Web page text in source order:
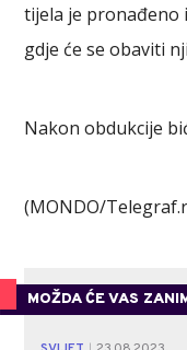
tijela je pronađeno
gdje će se obaviti
Nakon obdukcije
(MONDO/
MOŽDA ĆE VAS